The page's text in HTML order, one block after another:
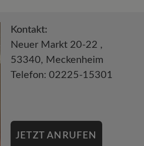
Kontakt:
Neuer Markt 20-22 ,
53340, Meckenheim
Telefon: 02225-15301
JETZT ANRUFEN